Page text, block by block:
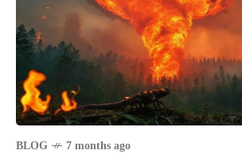
BLOG 7 months ago